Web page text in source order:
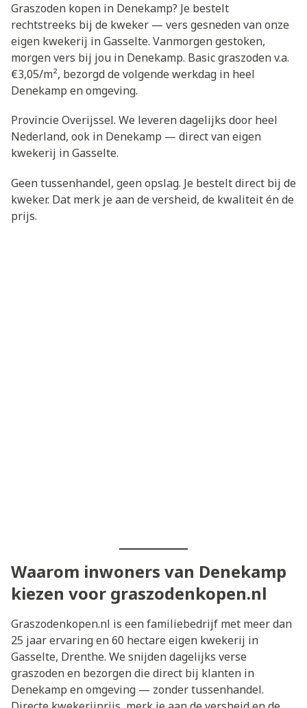
Graszoden kopen in Denekamp? Je bestelt
rechtstreeks bij de kweker — vers gesneden van onze
eigen kwekerij in Gasselte. Vanmorgen gestoken,
morgen vers bij jou in Denekamp. Basic graszoden v.a.
€3,05/m², bezorgd de volgende werkdag in heel
Denekamp en omgeving.
Provincie Overijssel. We leveren dagelijks door heel
Nederland, ook in Denekamp — direct van eigen
kwekerij in Gasselte.
Geen tussenhandel, geen opslag. Je bestelt direct bij de
kweker. Dat merk je aan de versheid, de kwaliteit én de
prijs.
Waarom inwoners van Denekamp
kiezen voor graszodenkopen.nl
Graszodenkopen.nl is een familiebedrijf met meer dan
25 jaar ervaring en 60 hectare eigen kwekerij in
Gasselte, Drenthe. We snijden dagelijks verse
graszoden en bezorgen die direct bij klanten in
Denekamp en omgeving — zonder tussenhandel.